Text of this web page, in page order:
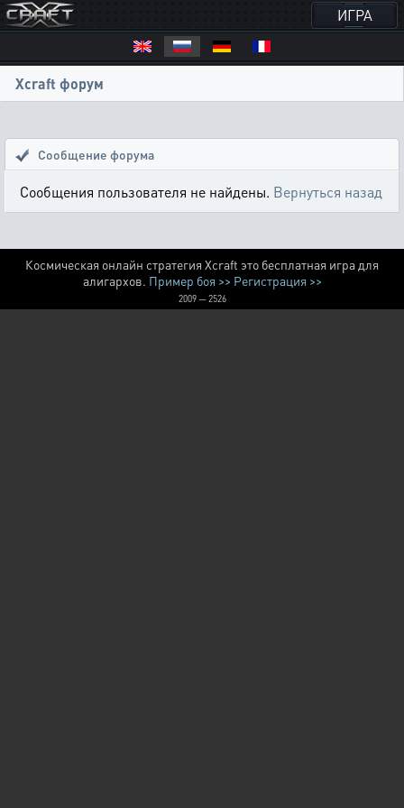
ИГРА
Xcraft форум
Сообщение форума
Сообщения пользователя не найдены. Вернуться назад
Космическая онлайн стратегия Xcraft это бесплатная игра для
алигархов. Пример боя >> Регистрация >>
2009 — 2526